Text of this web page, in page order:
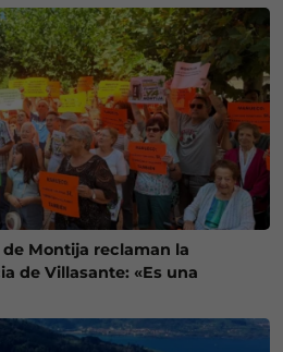
Montija reclaman la
de Villasante: «Es una